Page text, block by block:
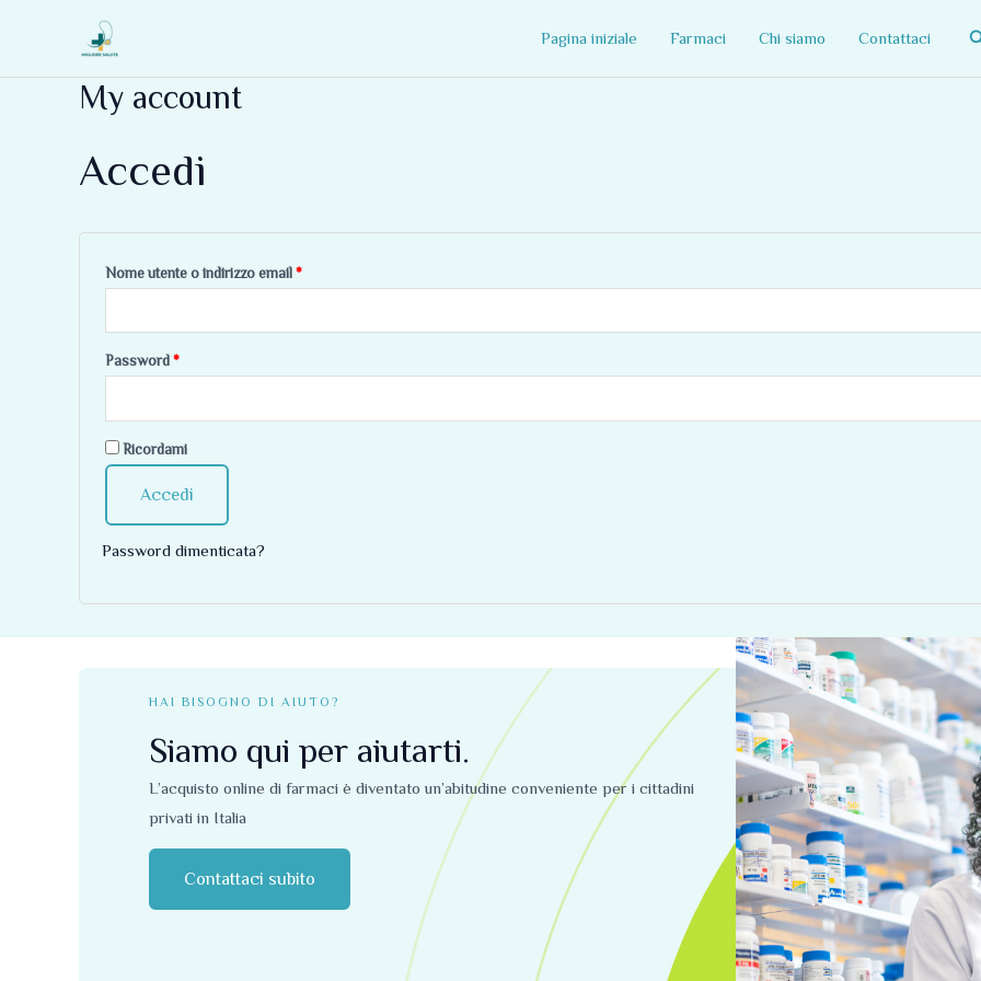
contenuto
Pagina iniziale Farmaci Chi siamo Contattaci
My account
Accedi
Nome utente o indirizzo email *
Password *
Ricordami
Accedi
Password dimenticata?
HAI BISOGNO DI AIUTO?
Siamo qui per aiutarti.
L’acquisto online di farmaci è diventato un’abitudine conveniente per i cittadini
privati ​​in Italia
Contattaci subito